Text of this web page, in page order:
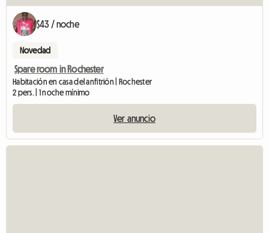
$43 / noche
Novedad
Spare room in Rochester
Habitación en casa del anfitrión | Rochester
2 pers. | 1 noche mínimo
Ver anuncio